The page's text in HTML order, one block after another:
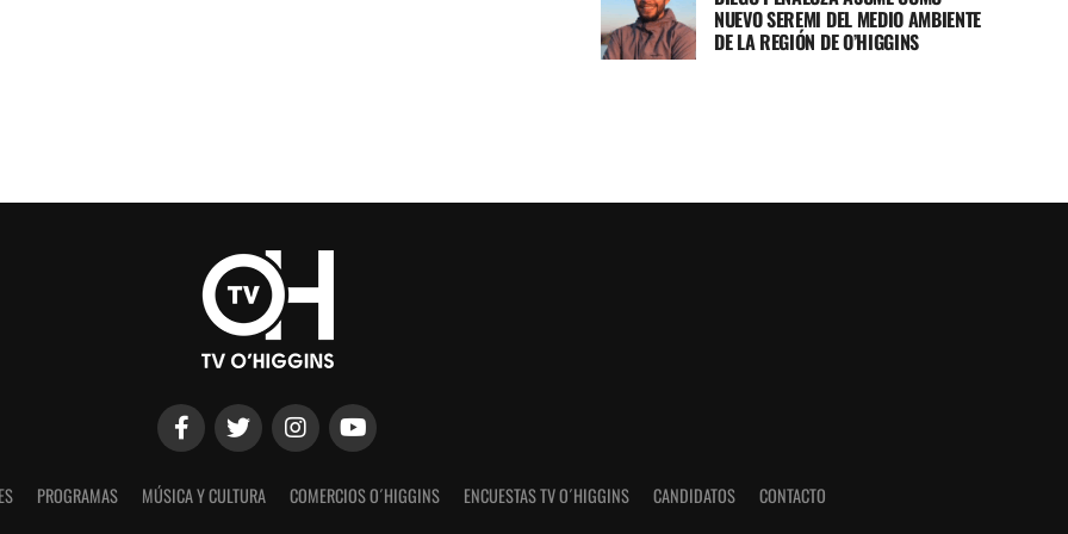
NUEVO SEREMI DEL MEDIO AMBIENTE
DE LA REGIÓN DE O’HIGGINS
PROGRAMAS MÚSICA Y CULTURA COMERCIOS O´HIGGINS ENCUESTAS TV O´HIGGINS CANDIDATOS CONTACTO